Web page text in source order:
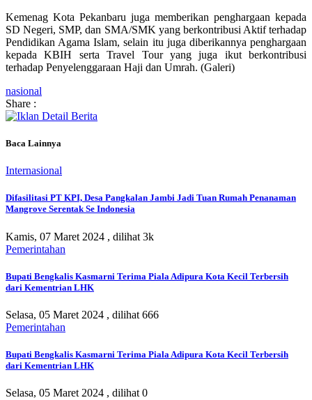
Kemenag Kota Pekanbaru juga memberikan penghargaan kepada
SD Negeri, SMP, dan SMA/SMK yang berkontribusi Aktif terhadap
Pendidikan Agama Islam, selain itu juga diberikannya penghargaan
kepada KBIH serta Travel Tour yang juga ikut berkontribusi
terhadap Penyelenggaraan Haji dan Umrah. (Galeri)
nasional
Share :
Baca Lainnya
Internasional
Difasilitasi PT KPI, Desa Pangkalan Jambi Jadi Tuan Rumah Penanaman
Mangrove Serentak Se Indonesia
Kamis, 07 Maret 2024 , dilihat 3k
Pemerintahan
Bupati Bengkalis Kasmarni Terima Piala Adipura Kota Kecil Terbersih
dari Kementrian LHK
Selasa, 05 Maret 2024 , dilihat 666
Pemerintahan
Bupati Bengkalis Kasmarni Terima Piala Adipura Kota Kecil Terbersih
dari Kementrian LHK
Selasa, 05 Maret 2024 , dilihat 0